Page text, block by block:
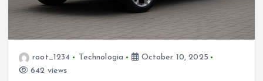
root_1234 Technologia
October 10, 2025
642 views